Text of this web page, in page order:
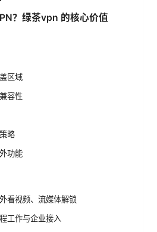
？绿茶vpn 的核心价值
区域
容性
略
功能
看视频、流媒体解锁
工作与企业接入